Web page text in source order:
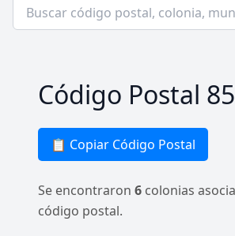
Código Postal
📋 Copiar Código Postal
Se encontraron 6 colonias
código postal.